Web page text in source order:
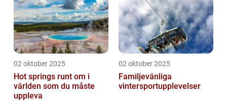
02 oktober 2025
Hot springs runt om i
världen som du måste
uppleva
02 oktober 2025
Familjevänliga
vintersportupplevelser